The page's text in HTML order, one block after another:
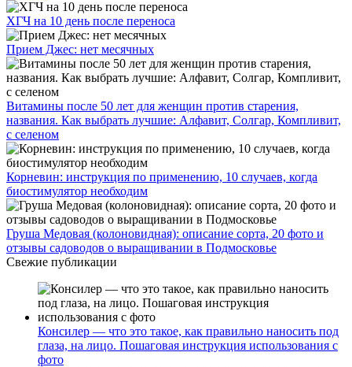
ХГЧ на 10 день после переноса
Прием Джес: нет месячных
Витамины после 50 лет для женщин против старения,
названия. Как выбрать лучшие: Алфавит, Солгар, Компливит,
с селеном
Корневин: инструкция по применению, 10 случаев, когда
биостимулятор необходим
Груша Медовая (колоновидная): описание сорта, 20 фото и
отзывы садоводов о выращивании в Подмосковье
Свежие публикации
Консилер — что это такое, как правильно наносить под
глаза, на лицо. Пошаговая инструкция использования с
фото